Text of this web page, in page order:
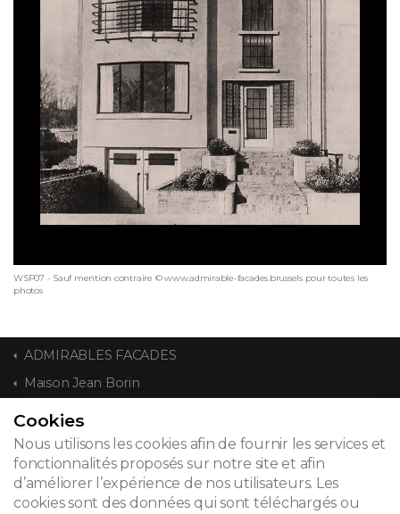
WSP07 - Sauf mention contraire © www.admirable-facades.brussels pour toutes les
photos
ADMIRABLES FACADES
Maison Jean Borin
CONTACT
Cookies
Nous utilisons les cookies afin de fournir les services et
fonctionnalités proposés sur notre site et afin
d’améliorer l’expérience de nos utilisateurs. Les
cookies sont des données qui sont téléchargés ou